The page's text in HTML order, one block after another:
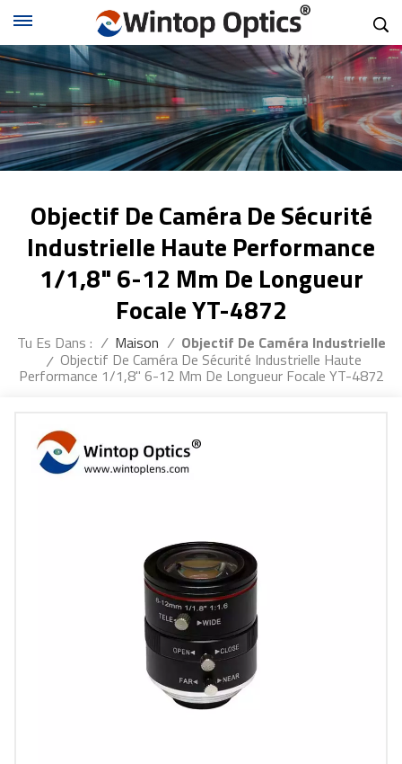
Objectif De Caméra De Sécurité
Industrielle Haute Performance
1/1,8" 6-12 Mm De Longueur
Focale YT-4872
Tu Es Dans : / Maison / Objectif De Caméra Industrielle
/ Objectif De Caméra De Sécurité Industrielle Haute
Performance 1/1,8" 6-12 Mm De Longueur Focale YT-4872